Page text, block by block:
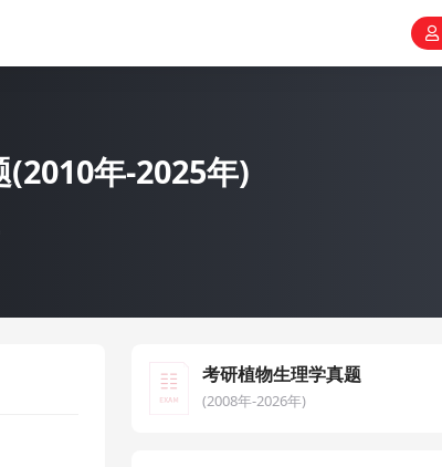
年-2025年)
考研植物生理学真题
(2008年-2026年)